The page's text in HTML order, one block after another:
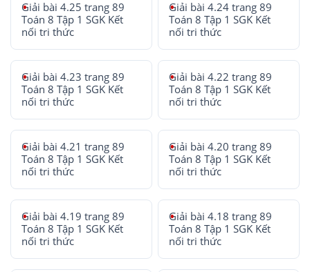
Giải bài 4.25 trang 89
Toán 8 Tập 1 SGK Kết
nối tri thức
Giải bài 4.24 trang 89
Toán 8 Tập 1 SGK Kết
nối tri thức
Giải bài 4.23 trang 89
Toán 8 Tập 1 SGK Kết
nối tri thức
Giải bài 4.22 trang 89
Toán 8 Tập 1 SGK Kết
nối tri thức
Giải bài 4.21 trang 89
Toán 8 Tập 1 SGK Kết
nối tri thức
Giải bài 4.20 trang 89
Toán 8 Tập 1 SGK Kết
nối tri thức
Giải bài 4.19 trang 89
Toán 8 Tập 1 SGK Kết
nối tri thức
Giải bài 4.18 trang 89
Toán 8 Tập 1 SGK Kết
nối tri thức